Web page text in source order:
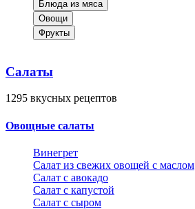
Блюда из мяса
Овощи
Фрукты
Салаты
1295 вкусных рецептов
Овощные салаты
Винегрет
Салат из свежих овощей с маслом
Салат с авокадо
Салат с капустой
Салат с сыром